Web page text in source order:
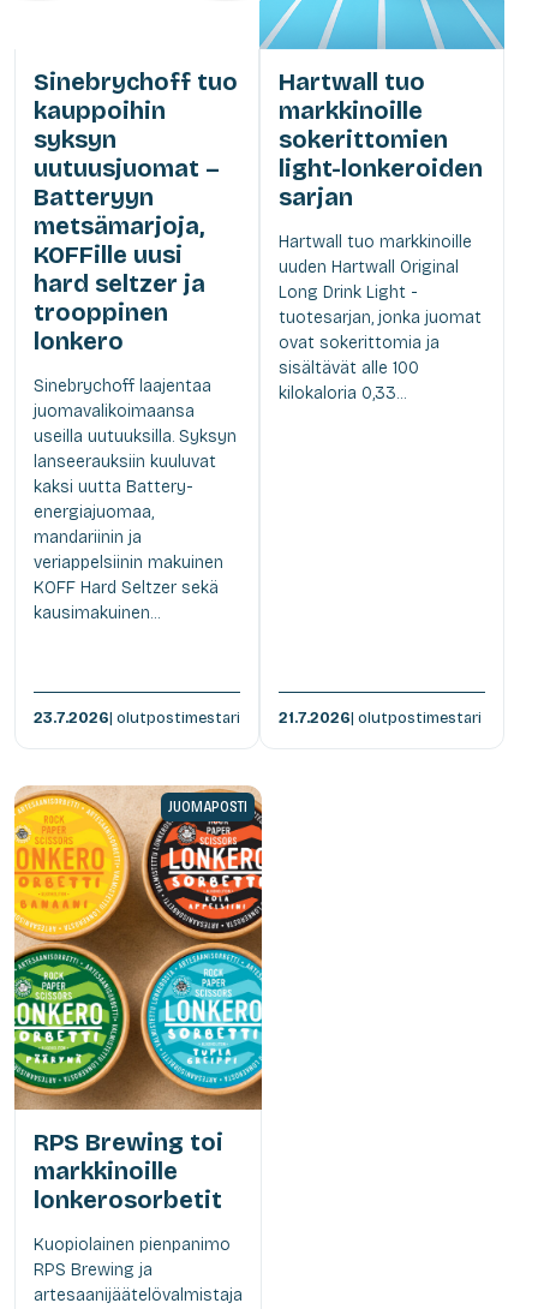
Sinebrychoff tuo
kauppoihin
syksyn
uutuusjuomat –
Batteryyn
metsämarjoja,
KOFFille uusi
hard seltzer ja
trooppinen
lonkero
Sinebrychoff laajentaa
juomavalikoimaansa
useilla uutuuksilla. Syksyn
lanseerauksiin kuuluvat
kaksi uutta Battery-
energiajuomaa,
mandariinin ja
veriappelsiinin makuinen
KOFF Hard Seltzer sekä
kausimakuinen...
23.7.2026| olutpostimestari
Hartwall tuo
markkinoille
sokerittomien
light-lonkeroiden
sarjan
Hartwall tuo markkinoille
uuden Hartwall Original
Long Drink Light -
tuotesarjan, jonka juomat
ovat sokerittomia ja
sisältävät alle 100
kilokaloria 0,33...
21.7.2026| olutpostimestari
JUOMAPOSTI
RPS Brewing toi
markkinoille
lonkerosorbetit
Kuopiolainen pienpanimo
RPS Brewing ja
artesaanijäätelövalmistaja